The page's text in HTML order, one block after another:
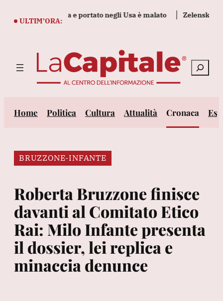
ULTIM’ORA:
in Ucraina e portato negli Usa è malato Zelensky, 'a
Cerca
Home Politica Cultura Attualità Cronaca
BRUZZONE-INFANTE
Roberta Bruzzone finisce
davanti al Comitato Etico
Rai: Milo Infante presenta
il dossier, lei replica e
minaccia denunce